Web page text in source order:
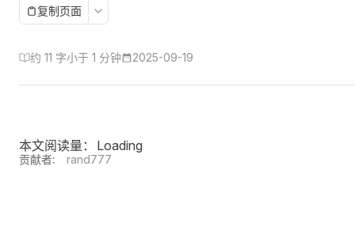
复制页面
约 11 字小于 1 分钟 2025-09-19
本文阅读量： Loading
贡献者: rand777